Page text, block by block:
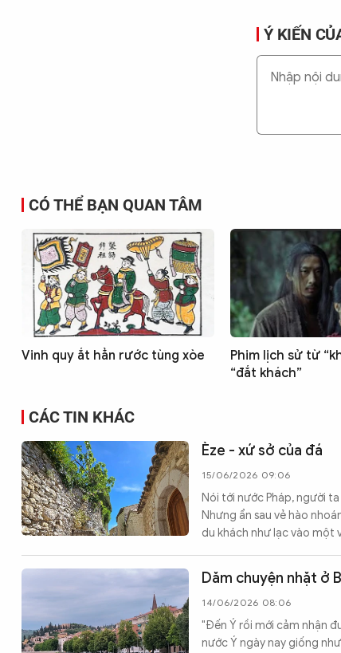
Ý KIẾN
CÓ THỂ BẠN QUAN TÂM
Vinh quy ắt hẳn rước tùng xòe
Phim lịch sử từ
“đắt khách”
CÁC TIN KHÁC
Èze - xứ sở của đá
15/06/2026 09:06
Nói tới nước Pháp, người
Nhưng ẩn sau vẻ hào
du khách như lạc vào một
Dăm chuyện nhặt ở
14/06/2026 08:06
"Đến Ý rồi mới cảm nhận
nước Ý ngày nay giống